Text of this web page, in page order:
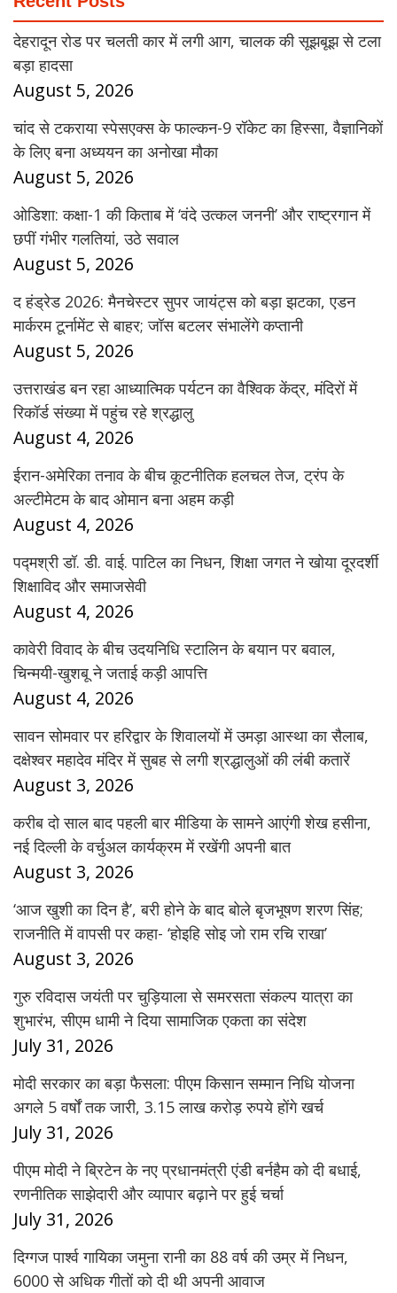
देहरादून रोड पर चलती कार में लगी आग, चालक की सूझबूझ से टला
बड़ा हादसा
August 5, 2026
चांद से टकराया स्पेसएक्स के फाल्कन-9 रॉकेट का हिस्सा, वैज्ञानिकों
के लिए बना अध्ययन का अनोखा मौका
August 5, 2026
ओडिशा: कक्षा-1 की किताब में ‘वंदे उत्कल जननी’ और राष्ट्रगान में
छपीं गंभीर गलतियां, उठे सवाल
August 5, 2026
द हंड्रेड 2026: मैनचेस्टर सुपर जायंट्स को बड़ा झटका, एडन
मार्करम टूर्नामेंट से बाहर; जॉस बटलर संभालेंगे कप्तानी
August 5, 2026
उत्तराखंड बन रहा आध्यात्मिक पर्यटन का वैश्विक केंद्र, मंदिरों में
रिकॉर्ड संख्या में पहुंच रहे श्रद्धालु
August 4, 2026
ईरान-अमेरिका तनाव के बीच कूटनीतिक हलचल तेज, ट्रंप के
अल्टीमेटम के बाद ओमान बना अहम कड़ी
August 4, 2026
पद्मश्री डॉ. डी. वाई. पाटिल का निधन, शिक्षा जगत ने खोया दूरदर्शी
शिक्षाविद और समाजसेवी
August 4, 2026
कावेरी विवाद के बीच उदयनिधि स्टालिन के बयान पर बवाल,
चिन्मयी-खुशबू ने जताई कड़ी आपत्ति
August 4, 2026
सावन सोमवार पर हरिद्वार के शिवालयों में उमड़ा आस्था का सैलाब,
दक्षेश्वर महादेव मंदिर में सुबह से लगी श्रद्धालुओं की लंबी कतारें
August 3, 2026
करीब दो साल बाद पहली बार मीडिया के सामने आएंगी शेख हसीना,
नई दिल्ली के वर्चुअल कार्यक्रम में रखेंगी अपनी बात
August 3, 2026
‘आज खुशी का दिन है’, बरी होने के बाद बोले बृजभूषण शरण सिंह;
राजनीति में वापसी पर कहा- ‘होइहि सोइ जो राम रचि राखा’
August 3, 2026
गुरु रविदास जयंती पर चुड़ियाला से समरसता संकल्प यात्रा का
शुभारंभ, सीएम धामी ने दिया सामाजिक एकता का संदेश
July 31, 2026
मोदी सरकार का बड़ा फैसला: पीएम किसान सम्मान निधि योजना
अगले 5 वर्षों तक जारी, 3.15 लाख करोड़ रुपये होंगे खर्च
July 31, 2026
पीएम मोदी ने ब्रिटेन के नए प्रधानमंत्री एंडी बर्नहैम को दी बधाई,
रणनीतिक साझेदारी और व्यापार बढ़ाने पर हुई चर्चा
July 31, 2026
दिग्गज पार्श्व गायिका जमुना रानी का 88 वर्ष की उम्र में निधन,
6000 से अधिक गीतों को दी थी अपनी आवाज